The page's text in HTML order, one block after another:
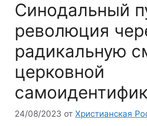
Синодальный
революция
радикальную
церковной
24/08/2023 от Христианская